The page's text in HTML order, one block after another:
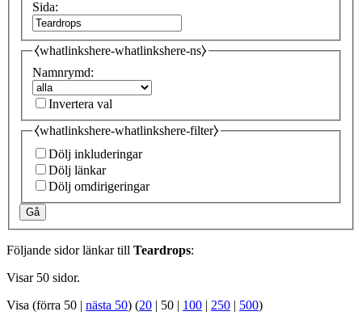
Sida:
⧼whatlinkshere-whatlinkshere-ns⧽
Namnrymd:
Invertera val
⧼whatlinkshere-whatlinkshere-filter⧽
Dölj inkluderingar
Dölj länkar
Dölj omdirigeringar
Gå
Följande sidor länkar till Teardrops:
Visar 50 sidor.
Visa (förra 50 | nästa 50) (20 | 50 | 100 | 250 | 500)